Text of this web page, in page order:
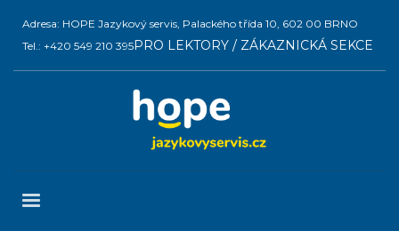
Adresa: HOPE Jazykový servis, Palackého třída 10, 602 00 BRNO
Tel.: +420 549 210 395PRO LEKTORY / ZÁKAZNICKÁ SEKCE